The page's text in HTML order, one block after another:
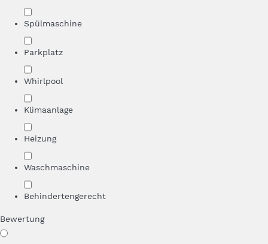
Spülmaschine
Parkplatz
Whirlpool
Klimaanlage
Heizung
Waschmaschine
Behindertengerecht
Bewertung